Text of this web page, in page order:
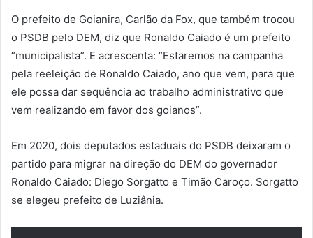
O prefeito de Goianira, Carlão da Fox, que também trocou
o PSDB pelo DEM, diz que Ronaldo Caiado é um prefeito
“municipalista”. E acrescenta: “Estaremos na campanha
pela reeleição de Ronaldo Caiado, ano que vem, para que
ele possa dar sequência ao trabalho administrativo que
vem realizando em favor dos goianos”.
Em 2020, dois deputados estaduais do PSDB deixaram o
partido para migrar na direção do DEM do governador
Ronaldo Caiado: Diego Sorgatto e Timão Caroço. Sorgatto
se elegeu prefeito de Luziânia.